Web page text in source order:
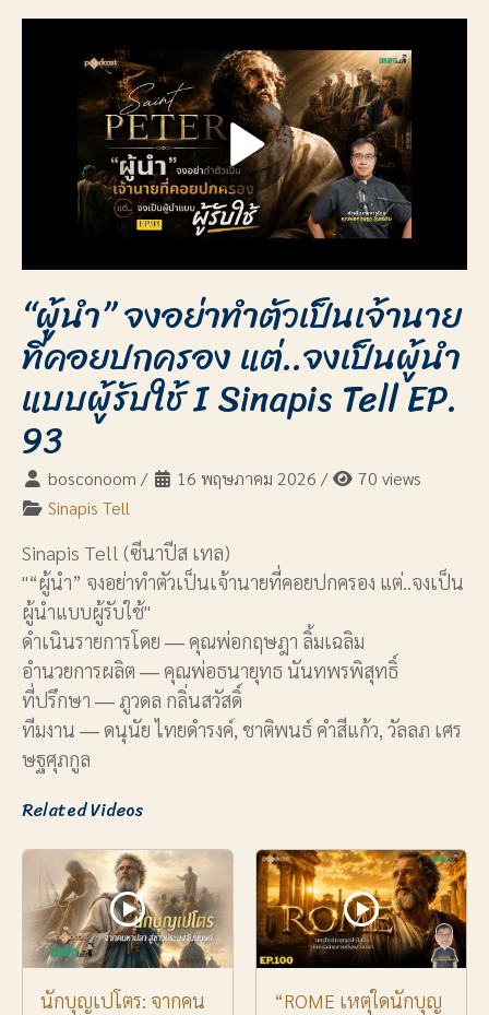
“ผู้นำ” จงอย่าทำตัวเป็นเจ้านาย
ที่คอยปกครอง แต่..จงเป็นผู้นำ
แบบผู้รับใช้ I Sinapis Tell EP.
93
bosconoom / 16 พฤษภาคม 2026 /
70 views
Sinapis Tell
Sinapis Tell (ซีนาปีส เทล)
"“ผู้นำ” จงอย่าทำตัวเป็นเจ้านายที่คอยปกครอง แต่..จงเป็น
ผู้นำแบบผู้รับใช้"
ดำเนินรายการโดย ― คุณพ่อกฤษฎา ลิ้มเฉลิม
อำนวยการผลิต ― คุณพ่อธนายุทธ นันทพรพิสุทธิ์
ที่ปรึกษา ― ภูวดล กลิ่นสวัสดิ์
ทีมงาน ― ดนุนัย ไทยดำรงค์, ชาติพนธ์ คำสีแก้ว, วัลลภ เศร
ษฐศุภกูล
Related Videos
นักบุญเปโตร: จากคน
“ROME เหตุใดนักบุญ